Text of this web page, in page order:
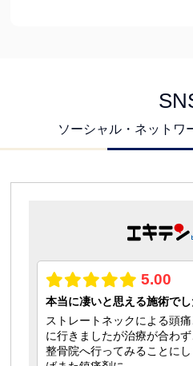
ソーシャル・ネットワ